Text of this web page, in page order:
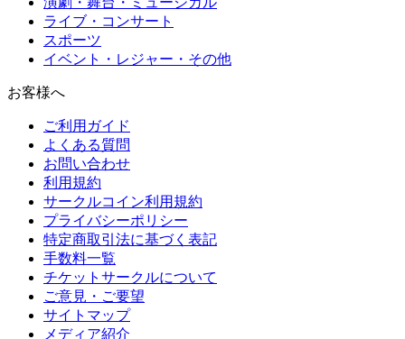
ライブ・コンサート
スポーツ
イベント・レジャー・その他
お客様へ
ご利用ガイド
よくある質問
お問い合わせ
利用規約
サークルコイン利用規約
プライバシーポリシー
特定商取引法に基づく表記
手数料一覧
チケットサークルについて
ご意見・ご要望
サイトマップ
メディア紹介